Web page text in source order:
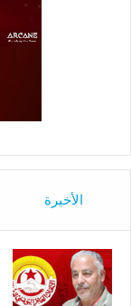
الأخيرة